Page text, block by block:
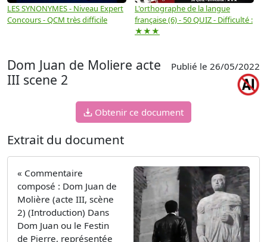
LES SYNONYMES - Niveau Expert
Concours - QCM très difficile
L'orthographe de la langue
française (6) - 50 QUIZ - Difficulté :
★★★
Dom Juan de Moliere acte
III scene 2
Publié le 26/05/2022
Obtenir ce document
Extrait du document
« Commentaire
composé : Dom Juan de
Molière (acte III, scène
2) (Introduction) Dans
Dom Juan ou le Festin
de Pierre, représentée